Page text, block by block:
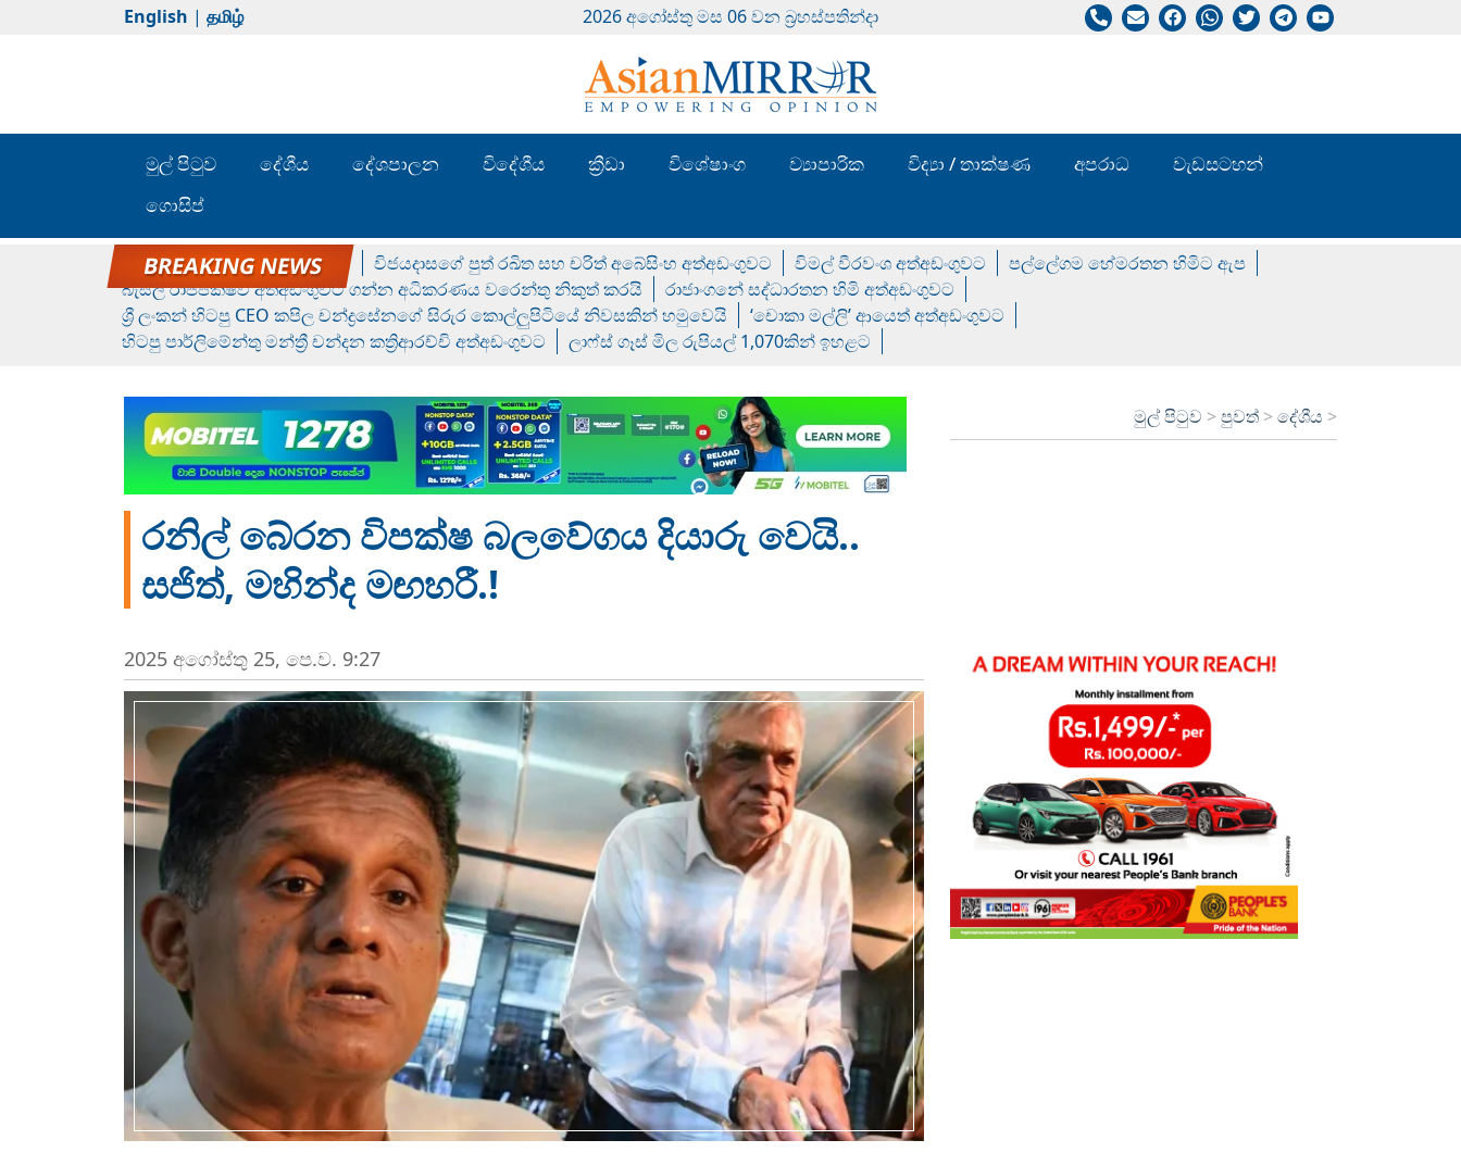
English | தமிழ் 2026 අගෝස්‍තු මස 06 වන බ්‍රහස්පතින්දා
මුල් පිටුව දේශීය දේශපාලන විදේශීය ක්‍රීඩා විශේෂාංග ව්‍යාපාරික විද්‍යා / තාක්ෂණ අපරාධ
වැඩසටහන්
ගොසිප්
රන් ගෙනා රුමේෂ්ගේ හෙල්ලය විජයදාසගේ පුත් රඛිත සහ චරිත් අබේසිංහ අත්අඩංගුවට විමල් වීරවංශ අත්අඩංගුවට
පල්ලේගම හේමරතන හිමිට ඇප
බැසිල් රාජපක්ෂව අත්අඩංගුවට ගන්න අධිකරණය වරෙන්තු නිකුත් කරයි
රාජාංගනේ සද්ධාරතන හිමි අත්අඩංගුවට
ශ්‍රී ලංකන් හිටපු CEO කපිල චන්ද්‍රසේනගේ සිරුර කොල්ලුපිටියේ නිවසකින් හමුවෙයි
‘චොකා මල්ලි’ ආයෙත් අත්අඩංගුවට
හිටපු පාර්ලිමේන්තු මන්ත්‍රී චන්දන කත්‍රිආරච්චි අත්අඩංගුවට
ලාෆ්ස් ගෑස් මිල රුපියල් 1,070කින් ඉහළට
රනිල් බේරන විපක්ෂ බලවේගය දියාරු වෙයි..
සජිත්, මහින්ද මඟහරී.!
මුල් පිටුව >පුවත් >දේශීය >
2025 අගෝස්‍තු 25, පෙ.ව. 9:27